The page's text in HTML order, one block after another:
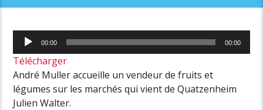
Lecteur
audio
00:00 00:00
Télécharger
André Muller accueille un vendeur de fruits et
légumes sur les marchés qui vient de Quatzenheim
Julien Walter.